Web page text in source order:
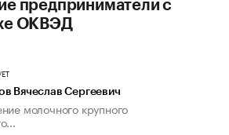
предприниматели с
ОКВЭД
Вячеслав Сергеевич
молочного крупного